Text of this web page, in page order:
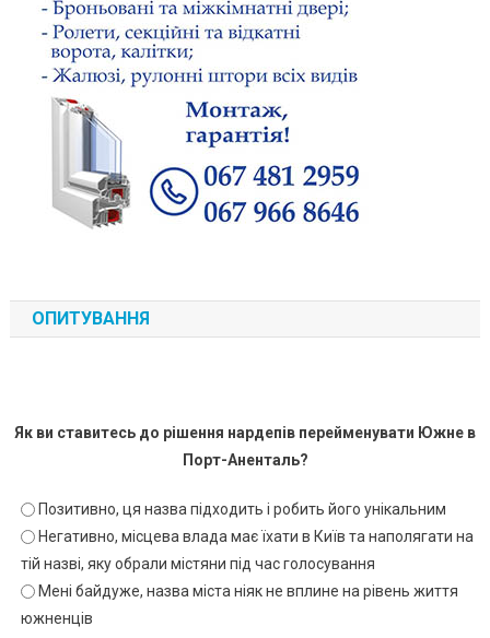
ОПИТУВАННЯ
Як ви ставитесь до рішення нардепів перейменувати Южне в
Порт-Аненталь?
Позитивно, ця назва підходить і робить його унікальним
Негативно, місцева влада має їхати в Київ та наполягати на
тій назві, яку обрали містяни під час голосування
Мені байдуже, назва міста ніяк не вплине на рівень життя
южненців